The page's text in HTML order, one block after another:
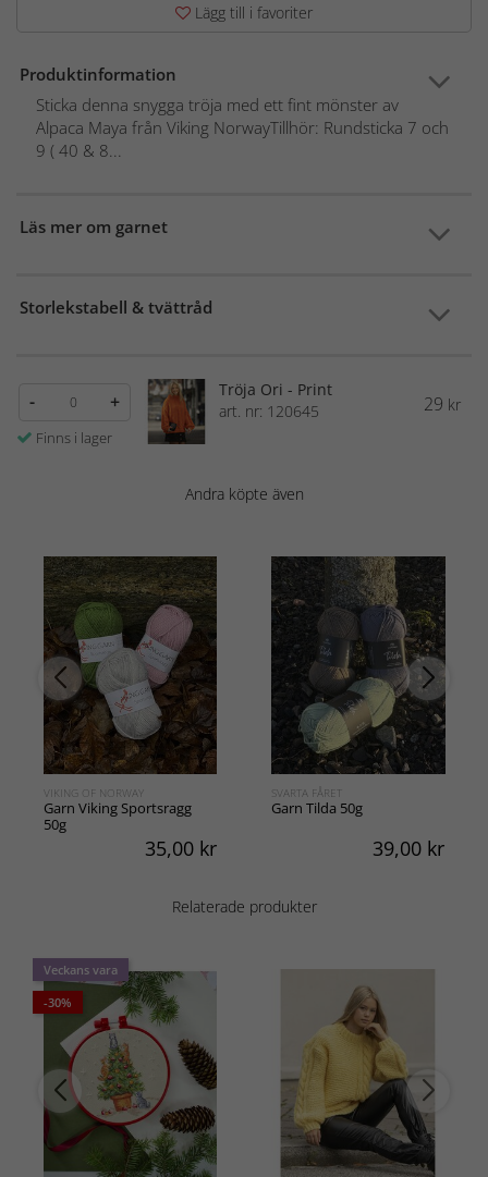
Lägg till i favoriter
Produktinformation
Sticka denna snygga tröja med ett fint mönster av
Alpaca Maya från Viking NorwayTillhör: Rundsticka 7 och
9 ( 40 & 8...
Läs mer om garnet
Storlekstabell & tvättråd
- +
Finns i lager
Tröja Ori - Print
art. nr: 120645
29 kr
Andra köpte även
VIKING OF NORWAY
Garn Viking Sportsragg
50g
35,00 kr
SVARTA FÅRET
Garn Tilda 50g
39,00 kr
Relaterade produkter
Veckans vara
-30%